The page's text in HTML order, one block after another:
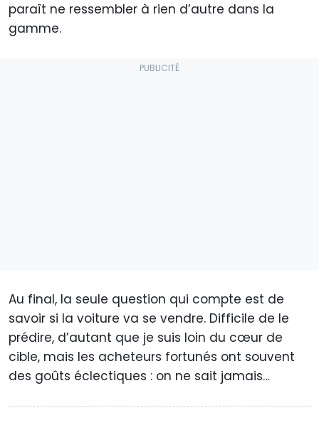
paraît ne ressembler à rien d’autre dans la
gamme.
Au final, la seule question qui compte est de
savoir si la voiture va se vendre. Difficile de le
prédire, d’autant que je suis loin du cœur de
cible, mais les acheteurs fortunés ont souvent
des goûts éclectiques : on ne sait jamais…